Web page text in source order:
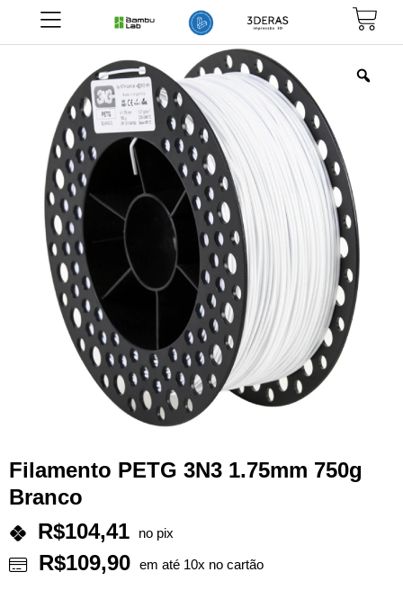
Filamento PETG 3N3 1.75mm 750g
Branco
R$104,41 no pix
R$109,90 em até 10x no cartão